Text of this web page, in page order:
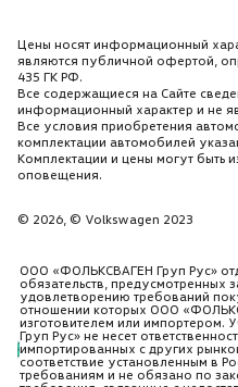
Цены носят информационный
являются публичной офертой,
435 ГК РФ.
Все содержащиеся на Сайте
информационный характер и не
Все условия приобретения
комплектации автомобилей
Комплектации и цены могут быть
оповещения.
© 2026, © Volkswagen 2023
ООО «ФОЛЬКСВАГЕН Груп Рус»
обязательств, предусмотренных
удовлетворению требований
отношении которых ООО
изготовителем или
Груп Рус» не несет
импортированных с других
соответствие установленным в
требованиям и не обязано по